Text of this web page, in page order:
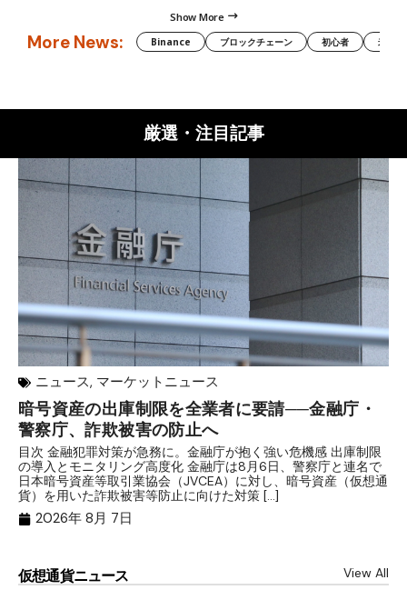
Show More
More News: Binance ブロックチェーン 初心者 米国
厳選・注目記事
ニュース, マーケットニュース
暗号資産の出庫制限を全業者に要請──金融庁・
警察庁、詐欺被害の防止へ
目次 金融犯罪対策が急務に。金融庁が抱く強い危機感 出庫制限
の導入とモニタリング高度化 金融庁は8月6日、警察庁と連名で
日本暗号資産等取引業協会（JVCEA）に対し、暗号資産（仮想通
貨）を用いた詐欺被害等防止に向けた対策 […]
2026年 8月 7日
仮想通貨ニュース View All